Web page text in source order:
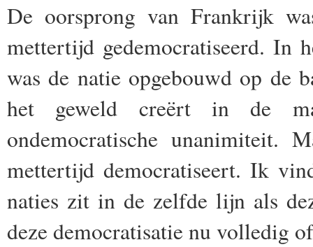
De oorsprong van Frankrijk
mettertijd gedemocratiseerd. In
was de natie opgebouwd op de
het geweld creërt
in de
ondemocratische unanimiteit.
mettertijd democratiseert. Ik
naties zit in de zelfde lijn als
deze democratisatie nu volledig